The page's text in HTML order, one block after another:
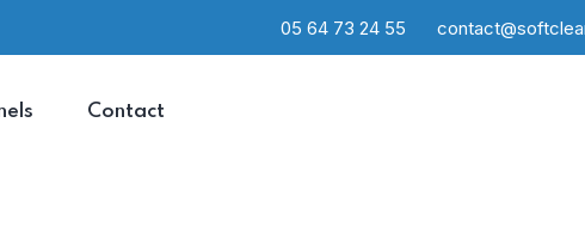
05 64 73 24 55
Contact